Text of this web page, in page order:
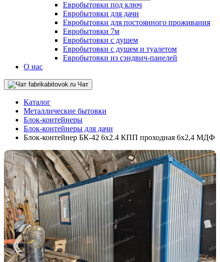
Евробытовки под ключ
Евробытовки для дачи
Евробытовки для постоянного проживания
Евробытовки 7м
Евробытовки с душем
Евробытовки с душем и туалетом
Евробытовки из сэндвич-панелей
О нас
Чат
Каталог
Металлические бытовки
Блок-контейнеры
Блок-контейнеры для дачи
Блок-контейнер БК-42 6х2.4 КПП проходная 6х2,4 МДФ